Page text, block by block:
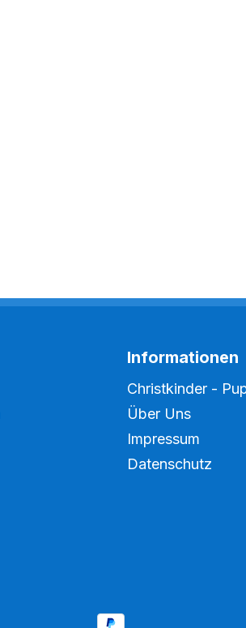
Informationen
Christkinder -
Über Uns
Impressum
Datenschutz